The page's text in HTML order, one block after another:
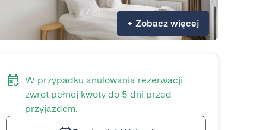
+ Zobacz więcej
W przypadku anulowania rezerwacji
zwrot pełnej kwoty do 5 dni przed
przyjazdem.